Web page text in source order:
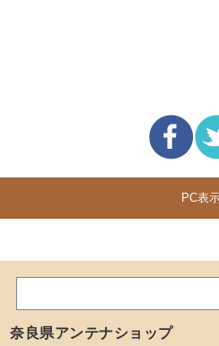
PC表
奈良県アンテナショップ